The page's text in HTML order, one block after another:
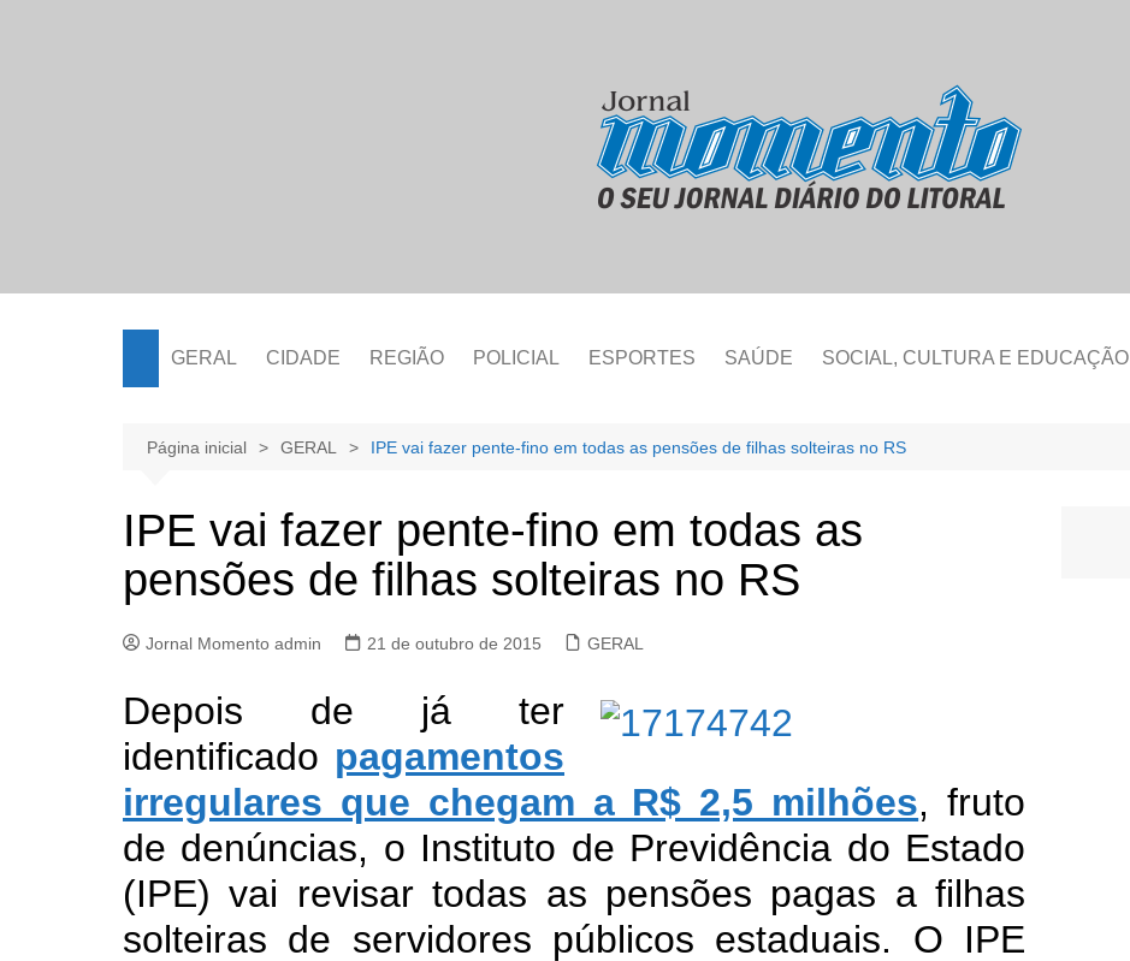
GERAL CIDADE REGIÃO POLICIAL ESPORTES SAÚDE SOCIAL, CULTURA E EDUCAÇÃO
Página inicial GERAL IPE vai fazer pente-fino em todas as pensões de filhas solteiras no RS
IPE vai fazer pente-fino em todas as
pensões de filhas solteiras no RS
Jornal Momento admin 21 de outubro de 2015 GERAL
Depois de já ter
identificado pagamentos
irregulares que chegam a R$ 2,5 milhões, fruto
de denúncias, o Instituto de Previdência do Estado
(IPE) vai revisar todas as pensões pagas a filhas
solteiras de servidores públicos estaduais. O IPE